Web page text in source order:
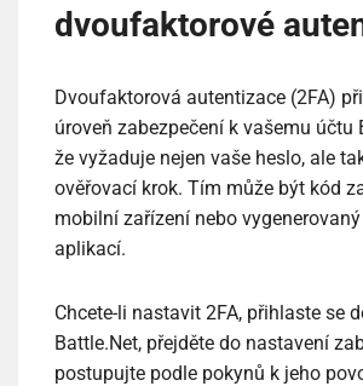
dvoufaktorové
Dvoufaktorová autentizace (2FA)
úroveň zabezpečení k vašemu účtu
že vyžaduje nejen vaše heslo, ale
ověřovací krok. Tím může být kód
mobilní zařízení nebo
aplikací.
Chcete-li nastavit 2FA, přihlaste se
Battle.Net, přejděte do nastavení
postupujte podle pokynů k jeho